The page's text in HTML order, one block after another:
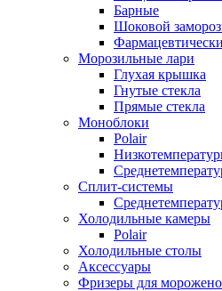
Барные
Шоковой
Морозильные лари
Глухая крышка
Гнутые стекла
Прямые стекла
Моноблоки
Polair
Сплит-системы
Холодильные камеры
Polair
Холодильные столы
Аксессуары
Фризеры для